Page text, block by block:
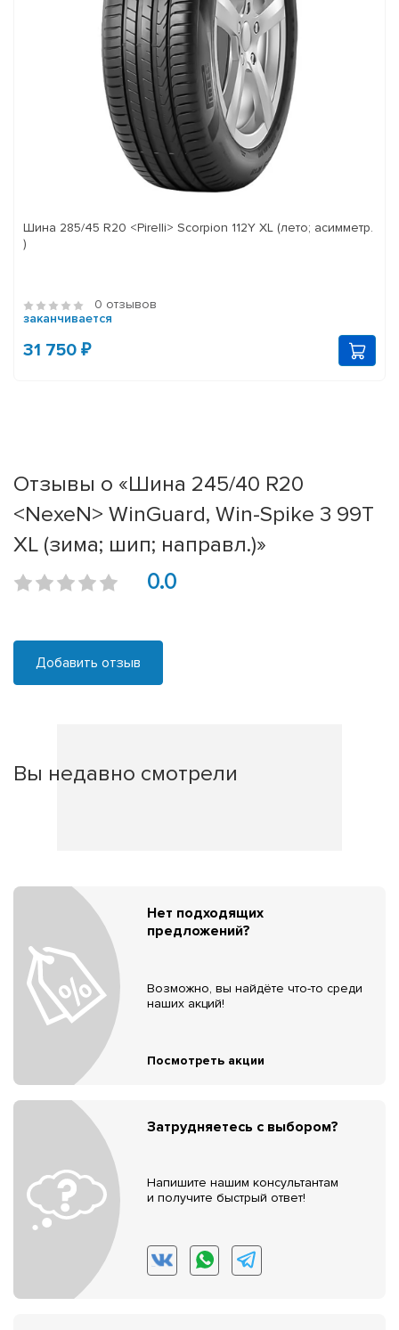
Шина 285/45 R20 <Pirelli> Scorpion 112Y XL (лето; асимметр.
)
0 отзывов
заканчивается
31 750 ₽
Отзывы о «Шина 245/40 R20
<NexeN> WinGuard, Win-Spike 3 99T
XL (зима; шип; направл.)»
0.0
Добавить отзыв
Вы недавно смотрели
Нет подходящих
предложений?
Возможно, вы найдёте что-то среди
наших акций!
Посмотреть акции
Затрудняетесь с выбором?
Напишите нашим консультантам
и получите быстрый ответ!